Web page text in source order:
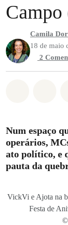
Campo
Camila
18 de maio
2
Num espaço
operários,
ato político, e
pauta da
VickVi e Ajota na
Festa de
©